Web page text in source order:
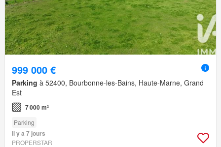
999 000 €
Parking à 52400, Bourbonne-les-Bains, Haute-Marne, Grand
Est
7 000 m²
Parking
Il y a 7 jours
PROPERSTAR